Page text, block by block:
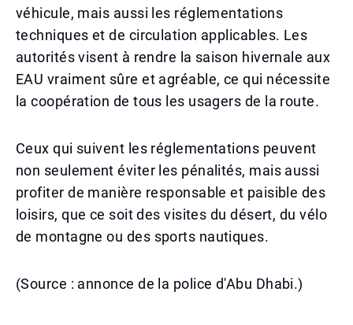
véhicule, mais aussi les réglementations
techniques et de circulation applicables. Les
autorités visent à rendre la saison hivernale aux
EAU vraiment sûre et agréable, ce qui nécessite
la coopération de tous les usagers de la route.
Ceux qui suivent les réglementations peuvent
non seulement éviter les pénalités, mais aussi
profiter de manière responsable et paisible des
loisirs, que ce soit des visites du désert, du vélo
de montagne ou des sports nautiques.
(Source : annonce de la police d'Abu Dhabi.)